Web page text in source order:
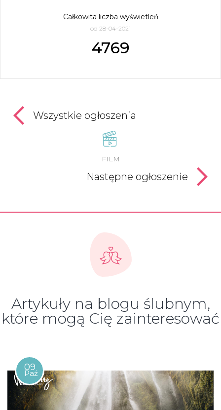
Całkowita liczba wyświetleń
od 28-04-2021
4769
Wszystkie ogłoszenia
FILM
Następne ogłoszenie
Artykuły na blogu ślubnym,
które mogą Cię zainteresować
09
Paź